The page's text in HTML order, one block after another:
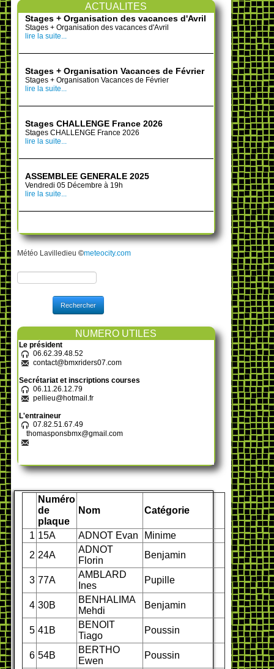
ACTUALITES
Stages + Organisation des vacances d'Avril
Stages + Organisation des vacances d'Avril
lire la suite...
Stages + Organisation Vacances de Février
Stages + Organisation Vacances de Février
lire la suite...
Stages CHALLENGE France 2026
Stages CHALLENGE France 2026
lire la suite...
ASSEMBLEE GENERALE 2025
Vendredi 05 Décembre à 19h
lire la suite...
Météo Lavilledieu ©meteocity.com
Rechercher
NUMERO UTILES
Le président
06.62.39.48.52
contact@bmxriders07.com
Secrétariat et inscriptions courses
06.11.26.12.79
pellieu@hotmail.fr
L'entraineur
07.82.51.67.49
thomasponsbmx@gmail.com
Numéro
de
plaque
Nom Catégorie
1 15A ADNOT Evan
Minime
2 24A
ADNOT
Florin
Benjamin
3 77A
AMBLARD
Ines
Pupille
4 30B
BENHALIMA
Mehdi
Benjamin
5 41B
BENOIT
Tiago
Poussin
6 54B
BERTHO
Ewen
Poussin